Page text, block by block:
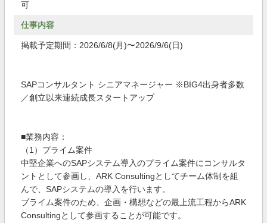
可
仕事内容
掲載予定期間：2026/6/8(月)〜2026/9/6(日)
SAPコンサルタント シニアマネージャー ※BIG4出身者多数
／創立以来連続成長スタートアップ
■業務内容：
（1）プライム案件
中堅企業へのSAPシステム導入のプライム案件にコンサルタ
ントとして参画し、ARK Consultingとしてチーム体制を組
んで、SAPシステムの導入を行います。
プライム案件のため、企画・構想などの最上流工程からARK
Consultingとして参画することが可能です。